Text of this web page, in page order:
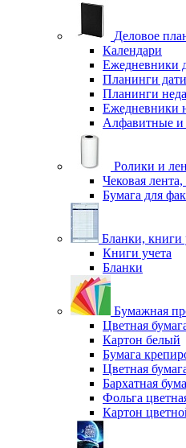
Деловое
Календари
Ежедневники
Планинги
Планинги
Ежедневники
Алфавитные и
Ролики и
Чековая
Бумага для
Бланки, книги
Книги учета
Бланки
Бумажная
Цветная
Картон белый
Бумага
Цветная
Бархатная
Фольга
Картон